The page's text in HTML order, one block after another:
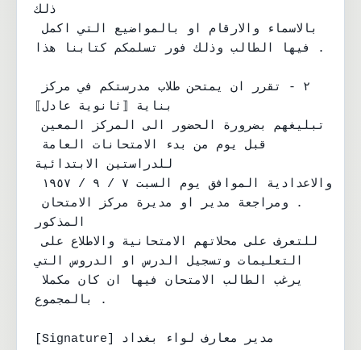
ذلك
بالاسماء والارقام او بالمواضيع التي اكمل
فيها الطالب وذلك فور تسلمكم كتابنا هذا .
بناية ⟦ثانوية عادل⟧
تبليغهم بضرورة الحضور الى المركز المعين
للدراستين الابتدائية
. ومراجعة مدير او مديرة مركز الامتحان
المذكور
للتعرف على محلاتهم الامتحانية والاطلاع على
التعليمات وتسجيل الدرس او الدروس التي
بالمجموع .
[Signature] مدير معارف لواء بغداد